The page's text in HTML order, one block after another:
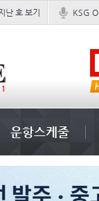
난 호 보기 KSG
익 부산신항
운항스케줄